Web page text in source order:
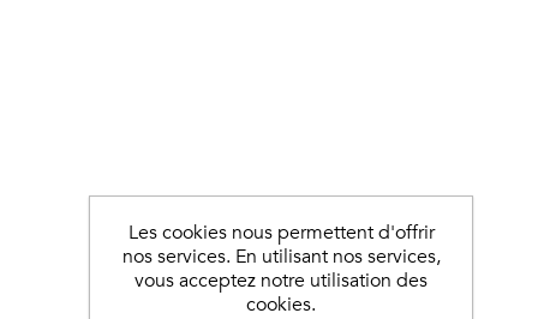
Les cookies nous permettent d'offrir
nos services. En utilisant nos services,
vous acceptez notre utilisation des
cookies.